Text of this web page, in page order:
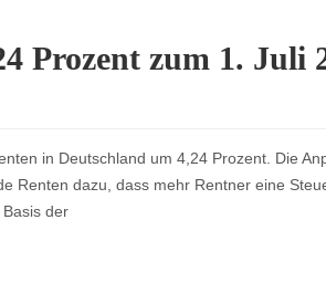
Prozent zum 1.
in Deutschland um 4,24 Prozent. Die
Renten dazu, dass mehr Rentner eine
der